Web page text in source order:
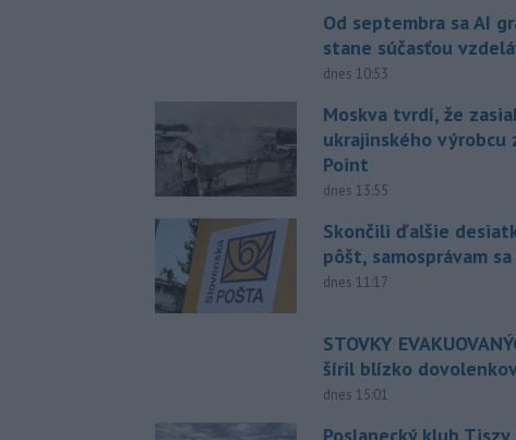
Od septembra sa AI
stane súčasťou
dnes 10:53
Moskva tvrdí, že
ukrajinského výrobcu
Point
dnes 13:55
Skončili ďalšie
pôšt, samosprávam
dnes 11:17
STOVKY
šíril blízko
dnes 15:01
Poslanecký klub